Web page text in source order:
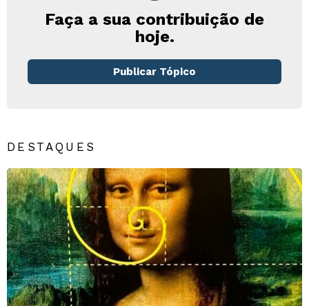
Faça a sua contribuição de
hoje.
Publicar Tópico
DESTAQUES